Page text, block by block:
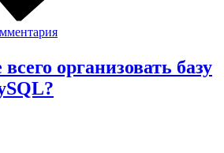
организовать базу